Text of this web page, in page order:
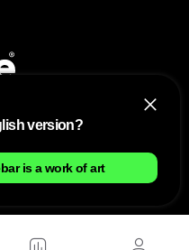
version?
is a work of art